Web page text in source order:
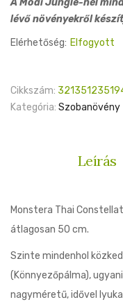
was:
15,000 Ft.
is:
10,800 Ft.
A Moai Jungle-nél
lévő növényekről
Elérhetőség: Elfogyott
Cikkszám:
Kategória: Szobanövény
Leírás
Monstera Thai
átlagosan 50 cm.
Szinte mindenhol
(Könnyezőpálma),
nagyméretű, idővel